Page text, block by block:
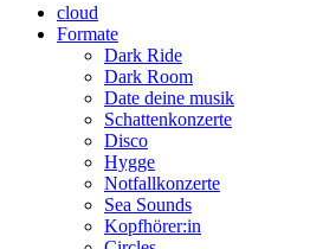
cloud
Formate
Dark Ride
Dark Room
Date deine musik
Schattenkonzerte
Disco
Hygge
Notfallkonzerte
Sea Sounds
Kopfhörer:in